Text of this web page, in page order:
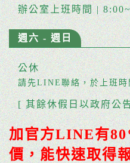
辦公室上班時間 |
週六 - 週日
公休
請先LINE聯絡，於上班
[ 其餘休假日以政府公
加官方LINE有
價，能快速取得